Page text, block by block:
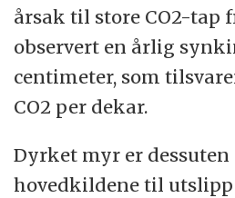
årsak til store CO2-tap
observert en årlig
centimeter, som
CO2 per dekar.
Dyrket myr er dessuten
hovedkildene til utslipp